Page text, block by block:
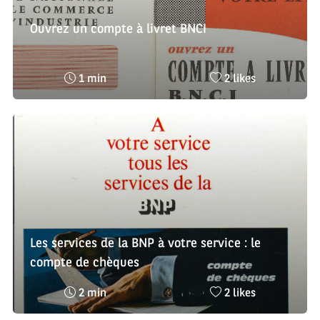
Ouvrez un compte à livret BNCI
Temps
1 min
Nombre
de
2 likes
Les services de la BNP à votre service : le
compte de chèques
Temps
de
2 min
Nombre
2 likes